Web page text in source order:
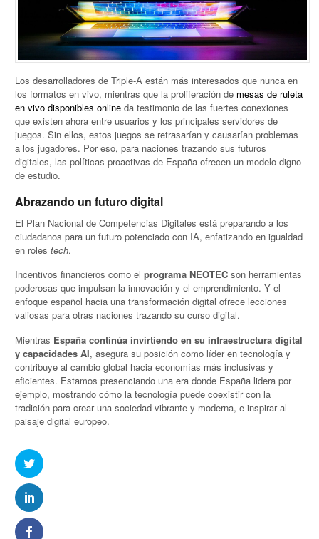
Los desarrolladores de Triple-A están más interesados que nunca en
los formatos en vivo, mientras que la proliferación de mesas de ruleta
en vivo disponibles online da testimonio de las fuertes conexiones
que existen ahora entre usuarios y los principales servidores de
juegos. Sin ellos, estos juegos se retrasarían y causarían problemas
a los jugadores. Por eso, para naciones trazando sus futuros
digitales, las políticas proactivas de España ofrecen un modelo digno
de estudio.
Abrazando un futuro digital
El Plan Nacional de Competencias Digitales está preparando a los
ciudadanos para un futuro potenciado con IA, enfatizando en igualdad
en rolestech.
Incentivos financieros como elprograma NEOTEC son herramientas
poderosas que impulsan la innovación y el emprendimiento. Y el
enfoque español hacia una transformación digital ofrece lecciones
valiosas para otras naciones trazando su curso digital.
Mientras España continúa invirtiendo en su infraestructura digital
y capacidades AI, asegura su posición como líder en tecnología y
contribuye al cambio global hacia economías más inclusivas y
eficientes. Estamos presenciando una era donde España lidera por
ejemplo, mostrando cómo la tecnología puede coexistir con la
tradición para crear una sociedad vibrante y moderna, e inspirar al
paisaje digital europeo.